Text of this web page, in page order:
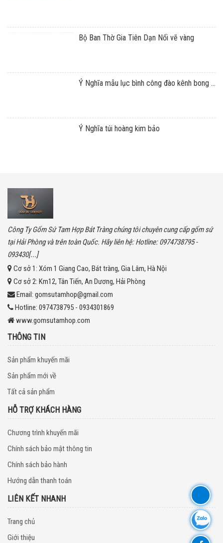
Bộ Ban Thờ Gia Tiên Dạn Nổi vẽ vàng
Ý Nghĩa mẫu lục bình công đào kênh bong ...
Ý Nghĩa túi hoàng kim bảo
Công Ty Gốm Sứ Tam Hợp Bát Tràng chúng tôi chuyên cung cấp gốm sứ
tại Hải Phòng và trên toàn Quốc. Hãy liên hệ: Hotline: 0974738795 -
093430[...]
Cơ sở 1: Xóm 1 Giang Cao, Bát tràng, Gia Lâm, Hà Nội
Cơ sở 2: Km12, Tân Tiến, An Dương, Hải Phòng
Email: gomsutamhop@gmail.com
Hotline: 0974738795 - 0934301869
www.gomsutamhop.com
THÔNG TIN
Sản phẩm khuyến mãi
Sản phẩm mới về
Tất cả sản phẩm
HỖ TRỢ KHÁCH HÀNG
Chương trình khuyến mãi
Chính sách bảo mật thông tin
Chính sách bảo hành
Hướng dẫn thanh toán
LIÊN KẾT NHANH
Trang chủ
Giới thiệu